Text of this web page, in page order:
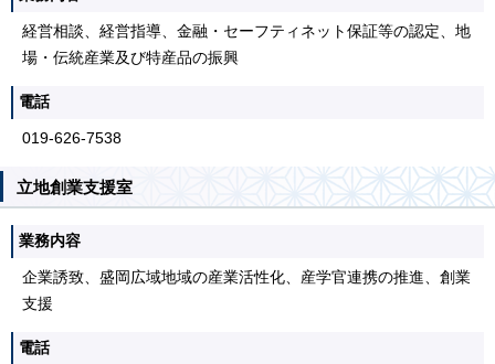
経営相談、経営指導、金融・セーフティネット保証等の認定、地
場・伝統産業及び特産品の振興
電話
019-626-7538
立地創業支援室
業務内容
企業誘致、盛岡広域地域の産業活性化、産学官連携の推進、創業
支援
電話